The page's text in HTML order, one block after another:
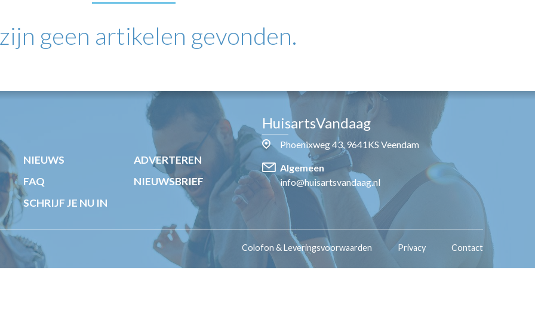
geen artikelen gevonden.
NIEUWS
ADVERTEREN
FAQ
NIEUWSBRIEF
SCHRIJF JE NU IN
HuisartsVandaag
Phoenixweg 43, 9641KS Veendam
Algemeen
info@huisartsvandaag.nl
Colofon & Leveringsvoorwaarden Privacy Contact